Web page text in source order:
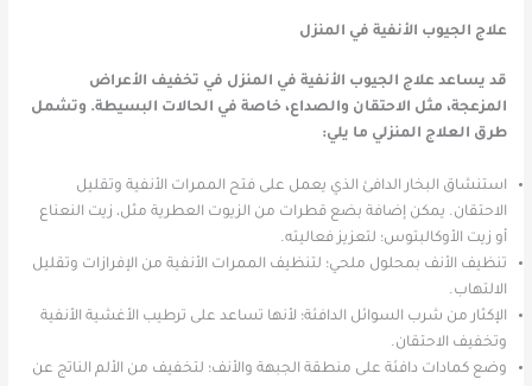
علاج الجيوب الأنفية في المنزل
قد يساعد علاج الجيوب الأنفية في المنزل في تخفيف الأعراض
المزعجة، مثل الاحتقان والصداع، خاصة في الحالات البسيطة. وتشمل
طرق العلاج المنزلي ما يلي:
استنشاق البخار الدافئ الذي يعمل على فتح الممرات الأنفية وتقليل
الاحتقان. يمكن إضافة بضع قطرات من الزيوت العطرية مثل، زيت النعناع
أو زيت الأوكالبتوس؛ لتعزيز فعاليته.
تنظيف الأنف بمحلول ملحي؛ لتنظيف الممرات الأنفية من الإفرازات وتقليل
الالتهاب.
الإكثار من شرب السوائل الدافئة؛ لأنها تساعد على ترطيب الأغشية الأنفية
وتخفيف الاحتقان.
وضع كمادات دافئة على منطقة الجبهة والأنف؛ لتخفيف من الألم الناتج عن